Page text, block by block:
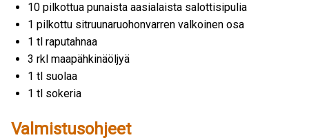
10 pilkottua punaista aasialaista salottisipulia
1 pilkottu sitruunaruohonvarren valkoinen osa
1 tl raputahnaa
3 rkl maapähkinäöljyä
1 tl suolaa
1 tl sokeria
Valmistusohjeet